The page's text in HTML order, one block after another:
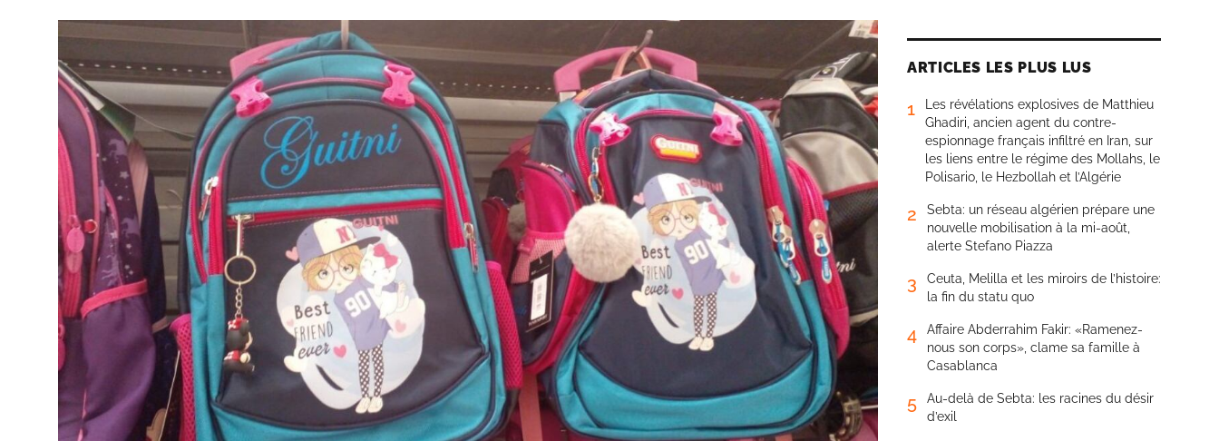
ARTICLES LES PLUS LUS
1
Les révélations explosives de Matthieu
Ghadiri, ancien agent du contre-
espionnage français infiltré en Iran, sur
les liens entre le régime des Mollahs, le
Polisario, le Hezbollah et l’Algérie
2
Sebta: un réseau algérien prépare une
nouvelle mobilisation à la mi-août,
alerte Stefano Piazza
3
Ceuta, Melilla et les miroirs de l’histoire:
la fin du statu quo
4
Affaire Abderrahim Fakir: «Ramenez-
nous son corps», clame sa famille à
Casablanca
5
Au-delà de Sebta: les racines du désir
d’exil